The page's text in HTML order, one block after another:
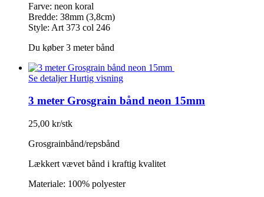
Farve: neon koral
Bredde: 38mm (3,8cm)
Style: Art 373 col 246
Du køber 3 meter bånd
Se detaljerHurtig visning
3 meter Grosgrain bånd neon 15mm
25,00 kr/stk
Grosgrainbånd/repsbånd
Lækkert vævet bånd i kraftig kvalitet
Materiale: 100% polyester